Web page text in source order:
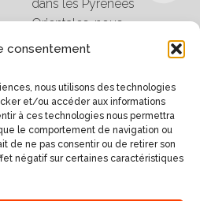
consentement
nous utilisons des technologies
et/ou accéder aux informations
à ces technologies nous permettra
le comportement de navigation ou
de ne pas consentir ou de retirer son
négatif sur certaines caractéristiques
dans les Pyrénées
Orientales, nous
organisons des balades,
cheval.
Les excursions vont
d'une heure à plusieurs
jours, et sont organisés
selon le niveau des